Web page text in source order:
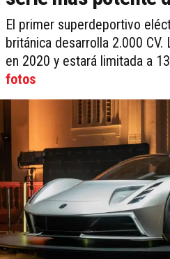
El primer superdeportivo
británica desarrolla 2.000
en 2020 y estará limitada a
fotos